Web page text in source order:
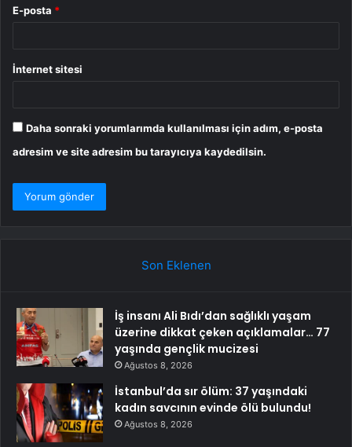
E-posta *
İnternet sitesi
Daha sonraki yorumlarımda kullanılması için adım, e-posta
adresim ve site adresim bu tarayıcıya kaydedilsin.
Son Eklenen
İş insanı Ali Bıdı’dan sağlıklı yaşam
üzerine dikkat çeken açıklamalar… 77
yaşında gençlik mucizesi
Ağustos 8, 2026
İstanbul’da sır ölüm: 37 yaşındaki
kadın savcının evinde ölü bulundu!
Ağustos 8, 2026